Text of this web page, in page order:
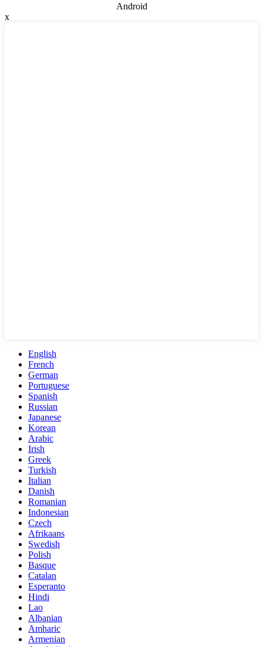
Android
x
English
French
German
Portuguese
Spanish
Russian
Japanese
Korean
Arabic
Irish
Greek
Turkish
Italian
Danish
Romanian
Indonesian
Czech
Afrikaans
Swedish
Polish
Basque
Catalan
Esperanto
Hindi
Lao
Albanian
Amharic
Armenian